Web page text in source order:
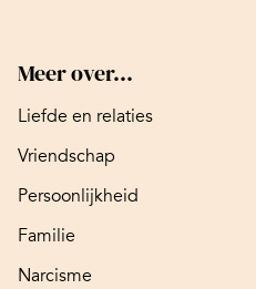
Meer over...
Liefde en relaties
Vriendschap
Persoonlijkheid
Familie
Narcisme